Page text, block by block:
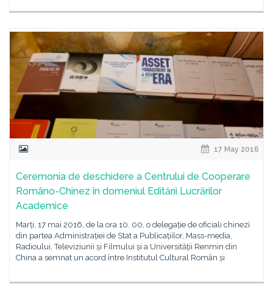
17 May 2016
Ceremonia de deschidere a Centrului de Cooperare
Româno-Chinez în domeniul Editării Lucrărilor
Academice
Marți, 17 mai 2016, de la ora 10. 00, o delegație de oficiali chinezi
din partea Administrației de Stat a Publicațiilor, Mass-media,
Radioului, Televiziunii și Filmului și a Universității Renmin din
China a semnat un acord între Institutul Cultural Român și